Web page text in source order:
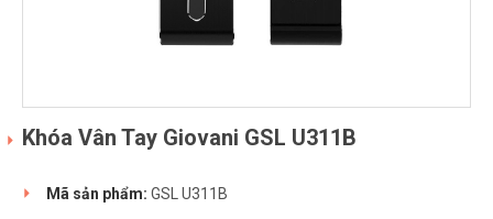
Khóa Vân Tay Giovani GSL U311B
Mã sản phẩm: GSL U311B